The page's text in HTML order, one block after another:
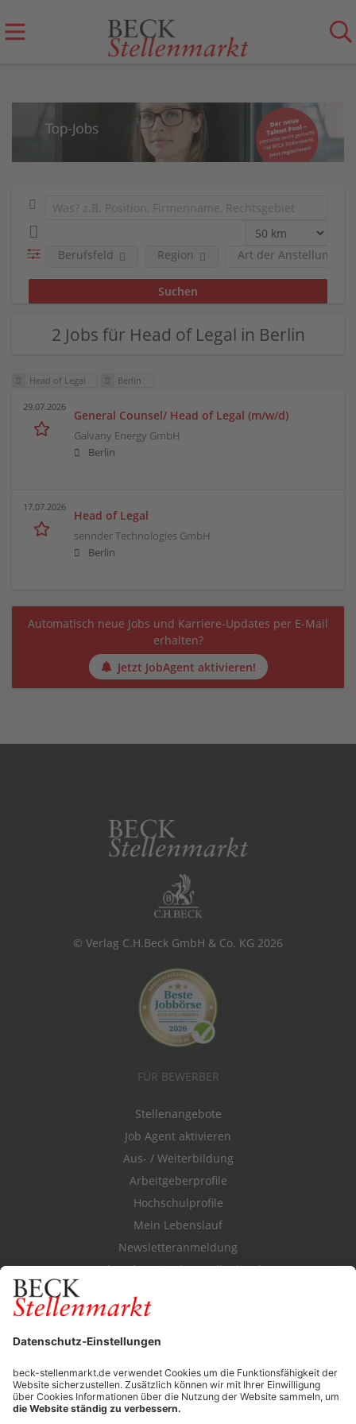
Berufsfeld Region Art der Anstellung
2 Jobs für Head of Legal in Berlin
Head of Legal Berlin
29.07.2026
General Counsel/ Head of Legal (m/w/d)
Galvany Energy GmbH
Berlin
17.07.2026
Head of Legal
sennder Technologies GmbH
Berlin
Automatisch neue Jobs und Karriere-Updates per E-Mail
erhalten?
Jetzt JobAgent aktivieren!
© Verlag C.H.Beck GmbH & Co. KG 2026
FÜR BEWERBER
Stellenangebote
Job Agent aktivieren
Aus- / Weiterbildung
Arbeitgeberprofile
Hochschulprofile
Mein Lebenslauf
Newsletteranmeldung
Durchsuchen Sie den Stellenkatalog
FÜR ARBEITGEBER
Stellenmarktpreise
Anzeigen-AGB
Media-Daten
Newsletteranmeldung